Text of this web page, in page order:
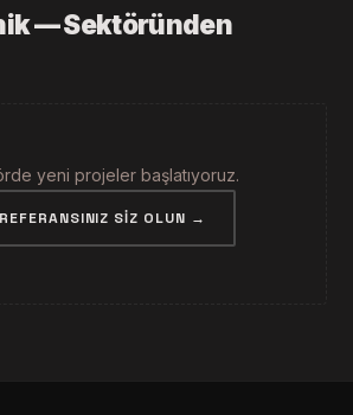
— Sektöründen
yeni projeler başlatıyoruz.
SIZ OLUN →